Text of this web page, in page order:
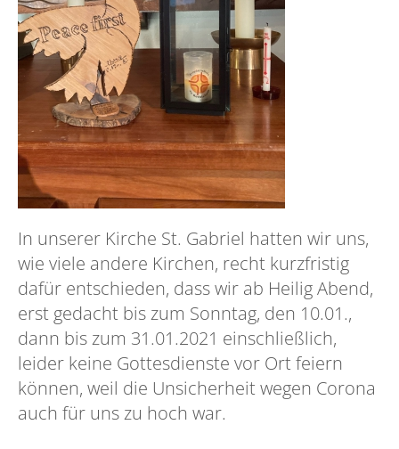
In unserer Kirche St. Gabriel hatten wir uns,
wie viele andere Kirchen, recht kurzfristig
dafür entschieden, dass wir ab Heilig Abend,
erst gedacht bis zum Sonntag, den 10.01.,
dann bis zum 31.01.2021 einschließlich,
leider keine Gottesdienste vor Ort feiern
können, weil die Unsicherheit wegen Corona
auch für uns zu hoch war.